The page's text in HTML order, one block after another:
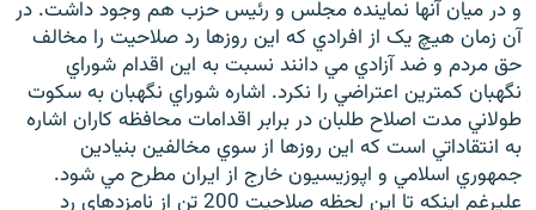
و در ميان آنها نماينده مجلس و رئيس حزب هم وجود داشت. در
آن زمان هيچ يک از افرادي که اين روزها رد صلاحيت را مخالف
حق مردم و ضد آزادي مي دانند نسبت به اين اقدام شوراي
نگهبان کمترين اعتراضي را نکرد. اشاره شوراي نگهبان به سکوت
طولاني مدت اصلاح طلبان در برابر اقدامات محافظه کاران اشاره
به انتقاداتي است که اين روزها از سوي مخالفين بنيادين
جمهوري اسلامي و اپوزيسيون خارج از ايران مطرح مي شود.
عليرغم اينکه تا اين لحظه صلاحيت 200 تن از نامزدهاي رد